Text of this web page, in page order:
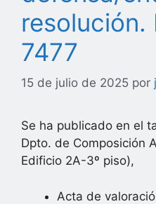
resolución.
7477
15 de julio de 2025 por
Se ha publicado en el
Dpto. de Composición
Edificio 2A-3º piso),
Acta de